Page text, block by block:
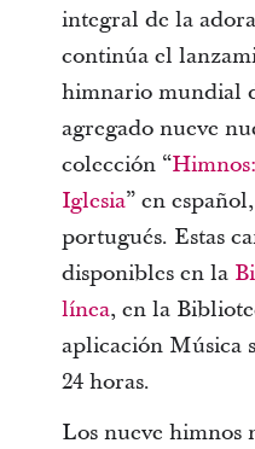
integral de la
continúa el
himnario mundial
agregado nueve
colección “
Iglesia” en
portugués. Estas
disponibles en la
línea, en la
aplicación Música
24 horas.
Los nueve himnos